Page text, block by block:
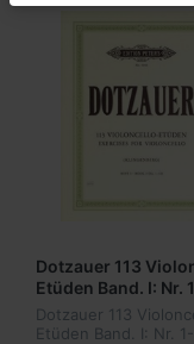
Dotzauer 113
Etüden Band. I: Nr.
Dotzauer 113
Etüden Band. I: Nr.